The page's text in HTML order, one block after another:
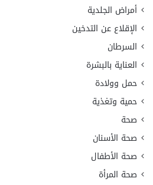
أمراض الجلدية
الإقلاع عن التدخين
السرطان
العناية بالبشرة
حمل وولادة
حمية وتغذية
صحة
صحة الأسنان
صحة الأطفال
صحة المرأة